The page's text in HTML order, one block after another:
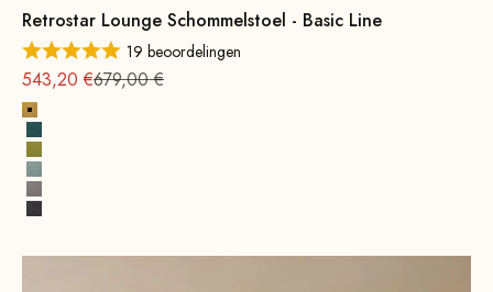
Retrostar Lounge Schommelstoel - Basic Line
19 beoordelingen
Aanbieding vanaf
543,20 €Normale
679,00 €
Geel
Petrol
Mosterdgroen
Watergroen
Grijs
Donkergrijs